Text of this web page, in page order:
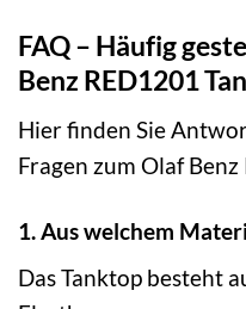
FAQ – Häufig
Benz RED1201
Hier finden Sie
Fragen zum Olaf
1. Aus welchem
Das Tanktop besteht